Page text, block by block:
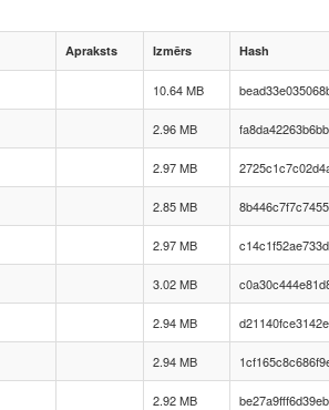
Apraksts Izmērs Hash
10.64 MB
2.96 MB
2.97 MB
2.85 MB
2.97 MB
3.02 MB
2.94 MB
2.94 MB
2.92 MB